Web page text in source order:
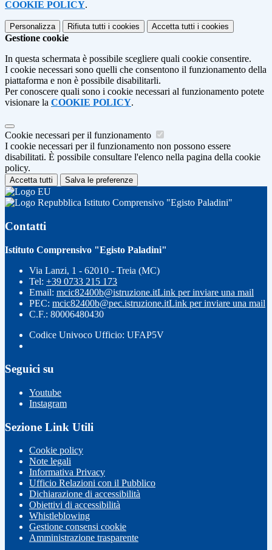
COOKIE POLICY.
Personalizza Rifiuta tutti i cookies Accetta tutti i cookies
Gestione cookie
In questa schermata è possibile scegliere quali cookie consentire.
I cookie necessari sono quelli che consentono il funzionamento della
piattaforma e non è possibile disabilitarli.
Per conoscere quali sono i cookie necessari al funzionamento potete
visionare la COOKIE POLICY.
Cookie necessari per il funzionamento
I cookie necessari per il funzionamento non possono essere
disabilitati. È possibile consultare l'elenco nella pagina della cookie
policy.
Accetta tutti Salva le preferenze
Istituto Comprensivo "Egisto Paladini"
Contatti
Istituto Comprensivo "Egisto Paladini"
Via Lanzi, 1 - 62010 - Treia (MC)
Tel: +39 0733 215 173
Email: mcic82400b@istruzione.itLink per inviare una mail
PEC: mcic82400b@pec.istruzione.itLink per inviare una mail
C.F.: 80006480430
Codice Univoco Ufficio: UFAP5V
Seguici su
Youtube
Instagram
Sezione Link Utili
Cookie policy
Note legali
Informativa Privacy
Ufficio Relazioni con il Pubblico
Dichiarazione di accessibilità
Obiettivi di accessibilità
Whistleblowing
Gestione consensi cookie
Amministrazione trasparente